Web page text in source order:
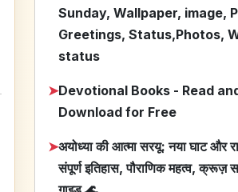
Sunday, Wallpaper, image,
Greetings, Status,Photos,
status
➤Devotional Books - Read
Download for Free
➤अयोध्या की आत्मा सरयू: नया घाट और
संपूर्ण इतिहास, पौराणिक महत्व, क्रूज़